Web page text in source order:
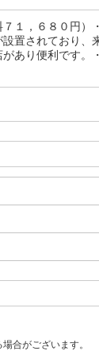
１，６８０円）
置されており、
あり便利です。
合がございます。